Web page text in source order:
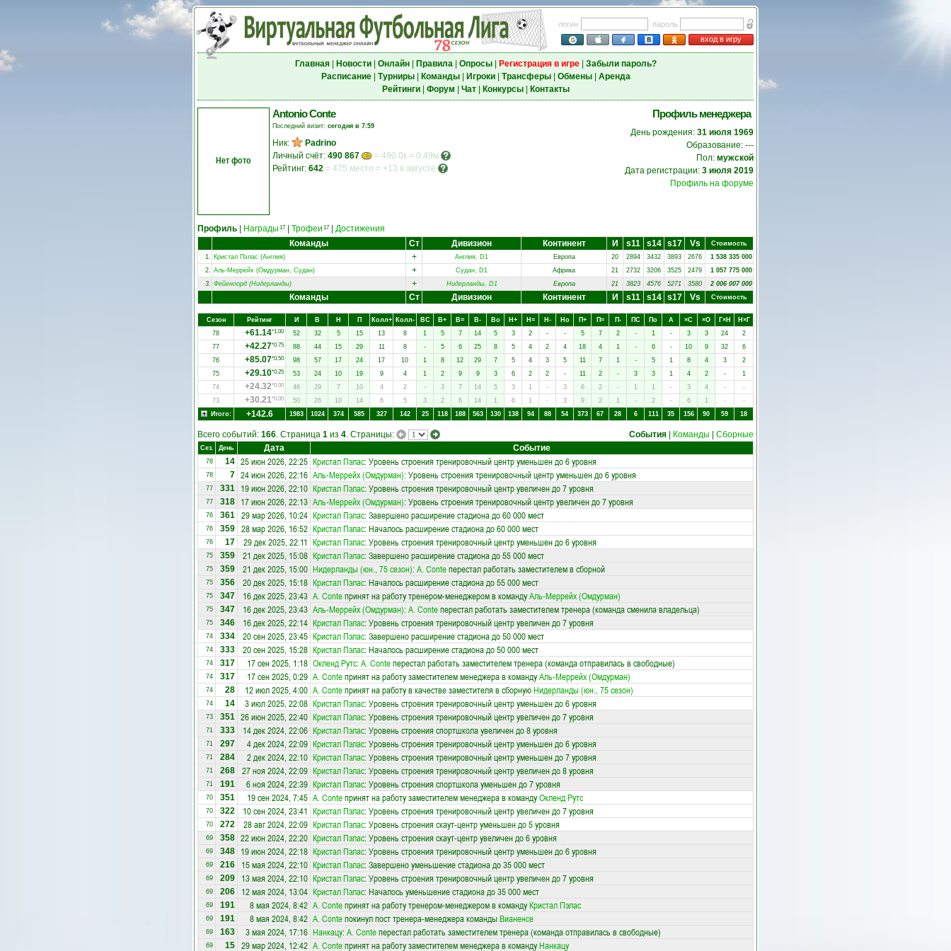
логин
пароль
вход в игру
Главная| Новости| Онлайн| Правила| Опросы| Регистрация в игре| Забыли пароль?
Расписание| Турниры| Команды| Игроки| Трансферы| Обмены| Аренда
Рейтинги| Форум Чат| Конкурсы| Контакты
Нет фото
Antonio Conte
Последний визит: сегодня в 7:59
Ник:
Padrino
Личный счёт: 490 867
= 490.0к = 0.49м
Рейтинг: 642 = 475 место = +13 в августе
Профиль менеджера
День рождения: 31 июля 1969
Образование: ---
Пол: мужской
Дата регистрации: 3 июля 2019
Профиль на форуме
Профиль Награды 17 Трофеи 17
Достижения
Команды
Ст Дивизион Континент И s11 s14 s17 Vs
Стоимость
1. Кристал Пэлас (Англия) + Англия, D1 Европа 20 2894 3432 3893 2676
1 538 335 000
2. Аль-Меррейх (Омдурман, Судан) + Судан, D1 Африка 21 2732 3206 3525 2479
1 057 775 000
3. Фейеноорд (Нидерланды) + Нидерланды, D1 Европа 21 3823 4576 5271 3580 2 006 007 000
Команды Ст Дивизион Континент И s11 s14 s17 Vs Стоимость
Сезон Рейтинг И В Н П Колл+ Колл- ВC В+ В= В- Вo Н+ Н= Н- Нo П+ П= П- ПC Пo А ×C ×O Г×Н
Н×Г
78
+61.14*1.00 52 32 5 15 13 8 1 5 7 14 5 3 2 - - 5 7 2 - 1 - 3 3 24
2
77
+42.27*0.75 88 44 15 29 11 8 - 5 6 25 8 5 4 2 4 18 4 1 - 6 - 10 9 32
6
76
+85.07*0.50 98 57 17 24 17 10 1 8 12 29 7 5 4 3 5 11 7 1 - 5 1 8 4 3
2
75
+29.10*0.25 53 24 10 19 9 4 1 2 9 9 3 6 2 2 - 11 2 - 3 3 1 4 2 -
1
74
+24.32*0.00 46 29 7 10 4 2 - 3 7 14 5 3 1 - 3 6 2 - 1 1 - 3 4 -
-
73
+30.21*0.00 50 26 10 14 6 5 3 2 6 14 1 6 1 - 3 9 2 1 - 2 - 6 1 -
-
Итого:
+142.6 1983 1024 374 585 327 142 25 118 188 563 130 138 94 88 54 373 67 28 6 111 35 156 90 59 18
Всего событий: 166. Страница 1 из 4. Страницы: События Команды Сборные
Сез. День Дата Событие
78 14 25 июн 2026, 22:25 Кристал Пэлас: Уровень строения тренировочный центр уменьшен до 6 уровня
78 7 24 июн 2026, 22:16 Аль-Меррейх (Омдурман): Уровень строения тренировочный центр уменьшен до 6 уровня
77 331 19 июн 2026, 22:10 Кристал Пэлас: Уровень строения тренировочный центр увеличен до 7 уровня
77 318 17 июн 2026, 22:13 Аль-Меррейх (Омдурман): Уровень строения тренировочный центр увеличен до 7 уровня
76 361 29 мар 2026, 10:24 Кристал Пэлас: Завершено расширение стадиона до 60 000 мест
76 359 28 мар 2026, 16:52 Кристал Пэлас: Началось расширение стадиона до 60 000 мест
76 17 29 дек 2025, 22:11 Кристал Пэлас: Уровень строения тренировочный центр уменьшен до 6 уровня
75 359 21 дек 2025, 15:08 Кристал Пэлас: Завершено расширение стадиона до 55 000 мест
75 359 21 дек 2025, 15:00 Нидерланды (юн., 75 сезон): A. Conteперестал работать заместителем в сборной
75 356 20 дек 2025, 15:18 Кристал Пэлас: Началось расширение стадиона до 55 000 мест
75 347 16 дек 2025, 23:43 A. Conteпринят на работу тренером-менеджером в командуАль-Меррейх (Омдурман)
75 347 16 дек 2025, 23:43 Аль-Меррейх (Омдурман): A. Conteперестал работать заместителем тренера (команда сменила владельца)
75 346 16 дек 2025, 22:14 Кристал Пэлас: Уровень строения тренировочный центр увеличен до 7 уровня
74 334 20 сен 2025, 23:45 Кристал Пэлас: Завершено расширение стадиона до 50 000 мест
74 333 20 сен 2025, 15:28 Кристал Пэлас: Началось расширение стадиона до 50 000 мест
74 317 17 сен 2025, 1:18 Окленд Рутс: A. Conteперестал работать заместителем тренера (команда отправилась в свободные)
74 317 17 сен 2025, 0:29 A. Conteпринят на работу заместителем менеджера в командуАль-Меррейх (Омдурман)
74 28 12 июл 2025, 4:00 A. Conteпринят на работу в качестве заместителя в сборнуюНидерланды (юн., 75 сезон)
74 14 3 июл 2025, 22:08 Кристал Пэлас: Уровень строения тренировочный центр уменьшен до 6 уровня
73 351 26 июн 2025, 22:40 Кристал Пэлас: Уровень строения тренировочный центр увеличен до 7 уровня
71 333 14 дек 2024, 22:06 Кристал Пэлас: Уровень строения спортшкола увеличен до 8 уровня
71 297 4 дек 2024, 22:09 Кристал Пэлас: Уровень строения тренировочный центр уменьшен до 6 уровня
71 284 2 дек 2024, 22:10 Кристал Пэлас: Уровень строения тренировочный центр уменьшен до 7 уровня
71 268 27 ноя 2024, 22:09 Кристал Пэлас: Уровень строения тренировочный центр увеличен до 8 уровня
71 191 6 ноя 2024, 22:39 Кристал Пэлас: Уровень строения спортшкола уменьшен до 7 уровня
70 351 19 сен 2024, 7:45 A. Conteпринят на работу заместителем менеджера в командуОкленд Рутс
70 322 10 сен 2024, 23:41 Кристал Пэлас: Уровень строения тренировочный центр увеличен до 7 уровня
70 272 28 авг 2024, 22:09 Кристал Пэлас: Уровень строения скаут-центр уменьшен до 5 уровня
69 358 22 июн 2024, 22:20 Кристал Пэлас: Уровень строения скаут-центр увеличен до 6 уровня
69 348 19 июн 2024, 22:18 Кристал Пэлас: Уровень строения тренировочный центр уменьшен до 6 уровня
69 216 15 мая 2024, 22:10 Кристал Пэлас: Завершено уменьшение стадиона до 35 000 мест
69 209 13 мая 2024, 22:10 Кристал Пэлас: Уровень строения тренировочный центр увеличен до 7 уровня
69 206 12 мая 2024, 13:04 Кристал Пэлас: Началось уменьшение стадиона до 35 000 мест
69 191 8 мая 2024, 8:42 A. Conteпринят на работу тренером-менеджером в командуКристал Пэлас
69 191 8 мая 2024, 8:42 A. Conteпокинул пост тренера-менеджера команды Вианенсе
69 163 3 мая 2024, 17:16 Нанкацу: A. Conteперестал работать заместителем тренера (команда отправилась в свободные)
69 15 29 мар 2024, 12:42 A. Conteпринят на работу заместителем менеджера в командуНанкацу